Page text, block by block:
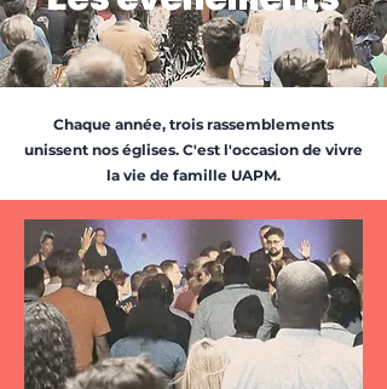
Chaque année, trois rassemblements
unissent nos églises. C'est l'occasion de vivre
la vie de famille UAPM.